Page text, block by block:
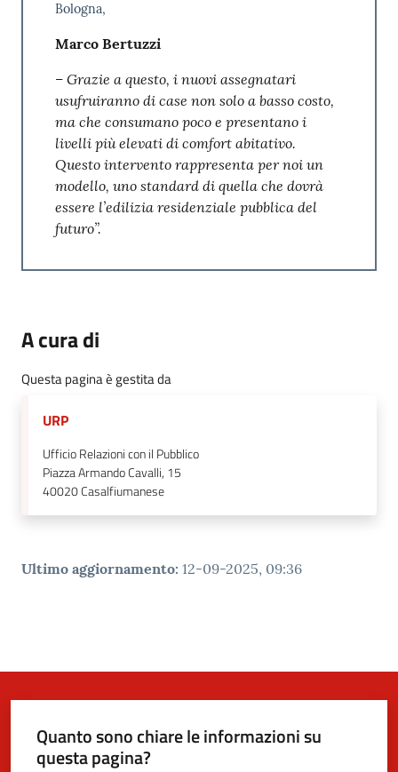
Bologna,
Marco Bertuzzi
– Grazie a questo, i nuovi assegnatari
usufruiranno di case non solo a basso costo,
ma che consumano poco e presentano i
livelli più elevati di comfort abitativo.
Questo intervento rappresenta per noi un
modello, uno standard di quella che dovrà
essere l’edilizia residenziale pubblica del
futuro”.
A cura di
Questa pagina è gestita da
URP
Ufficio Relazioni con il Pubblico
Piazza Armando Cavalli, 15
40020Casalfiumanese
Ultimo aggiornamento: 12-09-2025, 09:36
Quanto sono chiare le informazioni su
questa pagina?